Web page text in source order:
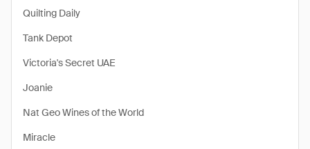
Quilting Daily
Tank Depot
Victoria's Secret UAE
Joanie
Nat Geo Wines of the World
Miracle